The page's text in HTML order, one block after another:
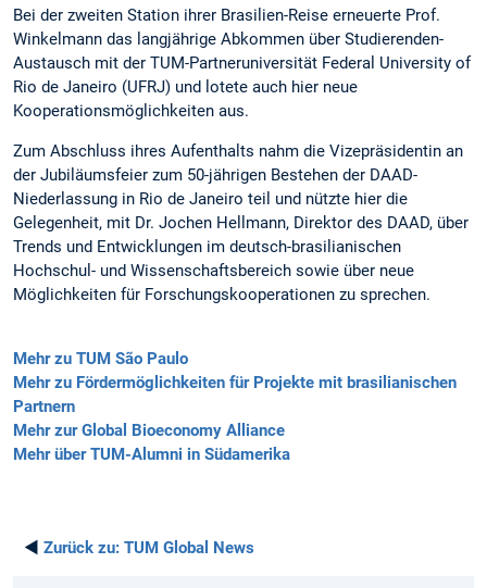
Bei der zweiten Station ihrer Brasilien-Reise erneuerte Prof.
Winkelmann das langjährige Abkommen über Studierenden-
Austausch mit der TUM-Partneruniversität Federal University of
Rio de Janeiro (UFRJ) und lotete auch hier neue
Kooperationsmöglichkeiten aus.
Zum Abschluss ihres Aufenthalts nahm die Vizepräsidentin an
der Jubiläumsfeier zum 50-jährigen Bestehen der DAAD-
Niederlassung in Rio de Janeiro teil und nützte hier die
Gelegenheit, mit Dr. Jochen Hellmann, Direktor des DAAD, über
Trends und Entwicklungen im deutsch-brasilianischen
Hochschul- und Wissenschaftsbereich sowie über neue
Möglichkeiten für Forschungskooperationen zu sprechen.
Mehr zu TUM São Paulo
Mehr zu Fördermöglichkeiten für Projekte mit brasilianischen
Partnern
Mehr zur Global Bioeconomy Alliance
Mehr über TUM-Alumni in Südamerika
◄ Zurück zu: TUM Global News